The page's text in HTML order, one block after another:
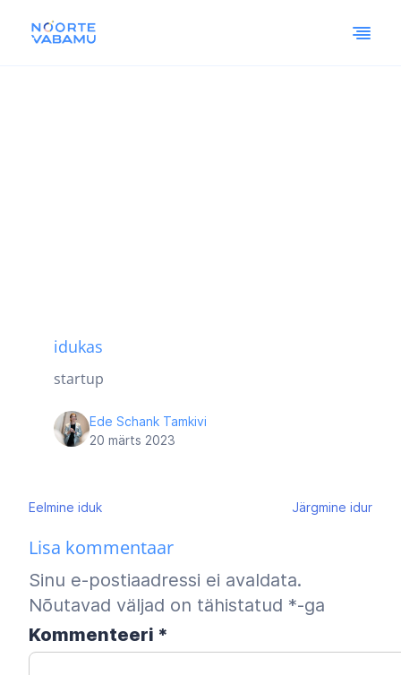
idukas
startup
Ede Schank Tamkivi
20 märts 2023
Navigeerimine
Eelmine iduk Järgmine idur
Lisa kommentaar
Sinu e-postiaadressi ei avaldata.
Nõutavad väljad on tähistatud *-ga
Kommenteeri *